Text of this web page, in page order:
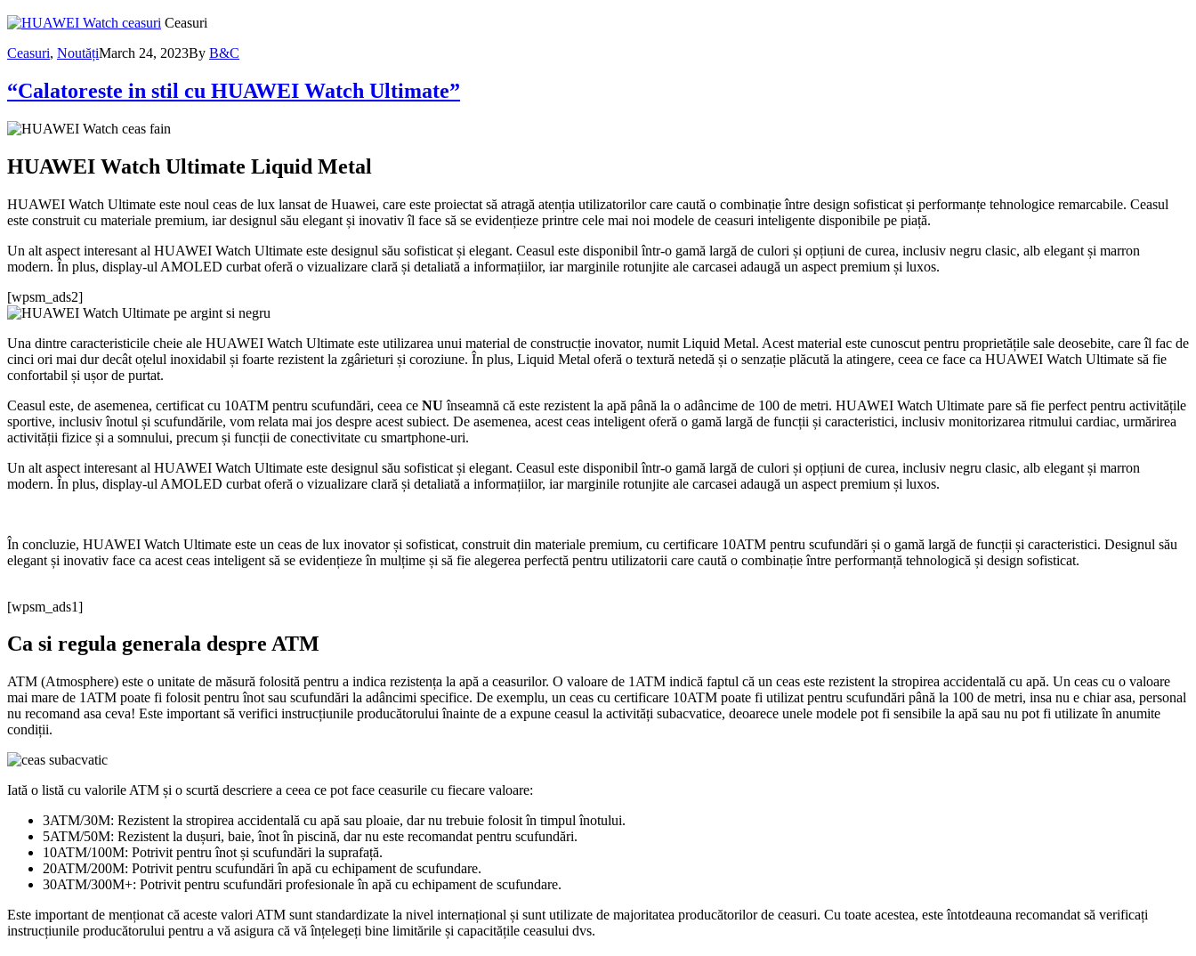
Ceasuri
Ceasuri, NoutățiMarch 24, 2023By B&C
“Calatoreste in stil cu HUAWEI Watch Ultimate”
HUAWEI Watch Ultimate Liquid Metal
HUAWEI Watch Ultimate este noul ceas de lux lansat de Huawei, care este proiectat să atragă atenția utilizatorilor care caută o combinație între design sofisticat și performanțe tehnologice remarcabile. Ceasul
este construit cu materiale premium, iar designul său elegant și inovativ îl face să se evidențieze printre cele mai noi modele de ceasuri inteligente disponibile pe piață.
Un alt aspect interesant al HUAWEI Watch Ultimate este designul său sofisticat și elegant. Ceasul este disponibil într-o gamă largă de culori și opțiuni de curea, inclusiv negru clasic, alb elegant și marron
modern. În plus, display-ul AMOLED curbat oferă o vizualizare clară și detaliată a informațiilor, iar marginile rotunjite ale carcasei adaugă un aspect premium și luxos.
[wpsm_ads2]
Una dintre caracteristicile cheie ale HUAWEI Watch Ultimate este utilizarea unui material de construcție inovator, numit Liquid Metal. Acest material este cunoscut pentru proprietățile sale deosebite, care îl fac de
cinci ori mai dur decât oțelul inoxidabil și foarte rezistent la zgârieturi și coroziune. În plus, Liquid Metal oferă o textură netedă și o senzație plăcută la atingere, ceea ce face ca HUAWEI Watch Ultimate să fie
confortabil și ușor de purtat.
Ceasul este, de asemenea, certificat cu 10ATM pentru scufundări, ceea ce NU înseamnă că este rezistent la apă până la o adâncime de 100 de metri. HUAWEI Watch Ultimate pare să fie perfect pentru activitățile
sportive, inclusiv înotul și scufundările, vom relata mai jos despre acest subiect. De asemenea, acest ceas inteligent oferă o gamă largă de funcții și caracteristici, inclusiv monitorizarea ritmului cardiac, urmărirea
activității fizice și a somnului, precum și funcții de conectivitate cu smartphone-uri.
Un alt aspect interesant al HUAWEI Watch Ultimate este designul său sofisticat și elegant. Ceasul este disponibil într-o gamă largă de culori și opțiuni de curea, inclusiv negru clasic, alb elegant și marron
modern. În plus, display-ul AMOLED curbat oferă o vizualizare clară și detaliată a informațiilor, iar marginile rotunjite ale carcasei adaugă un aspect premium și luxos.
În concluzie, HUAWEI Watch Ultimate este un ceas de lux inovator și sofisticat, construit din materiale premium, cu certificare 10ATM pentru scufundări și o gamă largă de funcții și caracteristici. Designul său
elegant și inovativ face ca acest ceas inteligent să se evidențieze în mulțime și să fie alegerea perfectă pentru utilizatorii care caută o combinație între performanță tehnologică și design sofisticat.
[wpsm_ads1]
Ca si regula generala despre ATM
ATM (Atmosphere) este o unitate de măsură folosită pentru a indica rezistența la apă a ceasurilor. O valoare de 1ATM indică faptul că un ceas este rezistent la stropirea accidentală cu apă. Un ceas cu o valoare
mai mare de 1ATM poate fi folosit pentru înot sau scufundări la adâncimi specifice. De exemplu, un ceas cu certificare 10ATM poate fi utilizat pentru scufundări până la 100 de metri, insa nu e chiar asa, personal
nu recomand asa ceva! Este important să verifici instrucțiunile producătorului înainte de a expune ceasul la activități subacvatice, deoarece unele modele pot fi sensibile la apă sau nu pot fi utilizate în anumite
condiții.
Iată o listă cu valorile ATM și o scurtă descriere a ceea ce pot face ceasurile cu fiecare valoare:
3ATM/30M: Rezistent la stropirea accidentală cu apă sau ploaie, dar nu trebuie folosit în timpul înotului.
5ATM/50M: Rezistent la dușuri, baie, înot în piscină, dar nu este recomandat pentru scufundări.
10ATM/100M: Potrivit pentru înot și scufundări la suprafață.
20ATM/200M: Potrivit pentru scufundări în apă cu echipament de scufundare.
30ATM/300M+: Potrivit pentru scufundări profesionale în apă cu echipament de scufundare.
Este important de menționat că aceste valori ATM sunt standardizate la nivel internațional și sunt utilizate de majoritatea producătorilor de ceasuri. Cu toate acestea, este întotdeauna recomandat să verificați
instrucțiunile producătorului pentru a vă asigura că vă înțelegeți bine limitările și capacitățile ceasului dvs.